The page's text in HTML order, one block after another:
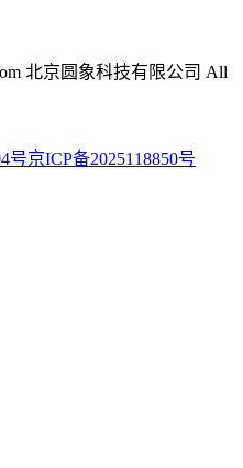
北京圆象科技有限公司 All
号京ICP备2025118850号